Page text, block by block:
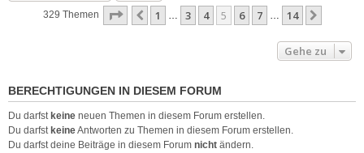
329 Themen Seite 5von 14
Vorherige
1 … 3 4 5 6 7 … 14
Gehe zu
BERECHTIGUNGEN IN DIESEM FORUM
Du darfst keine neuen Themen in diesem Forum erstellen.
Du darfst keineAntworten zu Themen in diesem Forum erstellen.
Du darfst deine Beiträge in diesem Forum nicht ändern.